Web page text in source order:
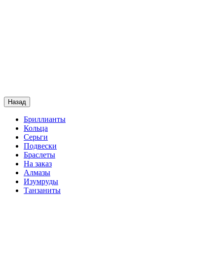
Назад
Бриллианты
Кольца
Серьги
Подвески
Браслеты
На заказ
Алмазы
Изумруды
Танзаниты